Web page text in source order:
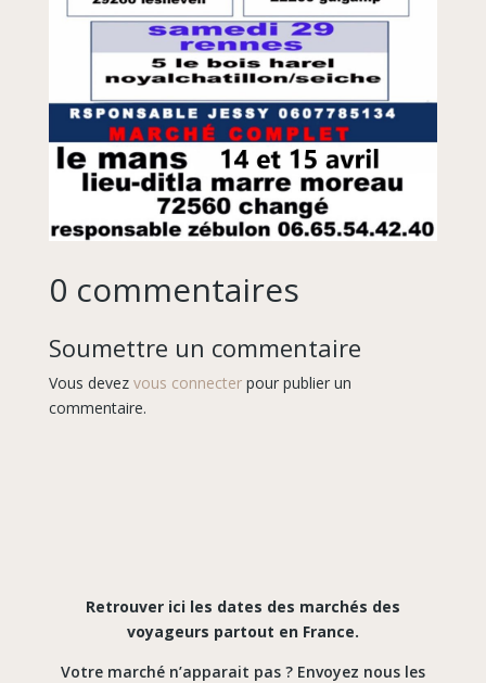
0 commentaires
Soumettre un commentaire
Vous devez vous connecterpour publier un
commentaire.
Retrouver ici les dates des marchés des
voyageurs partout en France.
Votre marché n’apparait pas ? Envoyez nous les